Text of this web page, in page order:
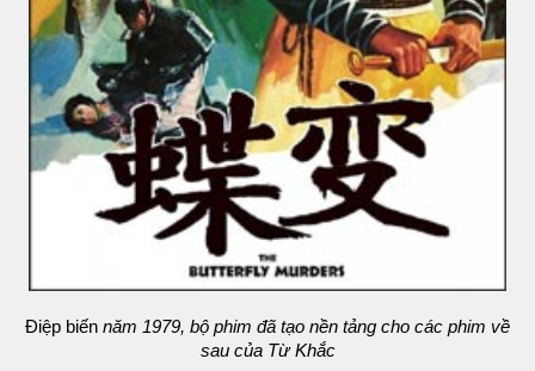
Điệp biến năm 1979, bộ phim đã tạo nền tảng cho các phim về
sau của Từ Khắc